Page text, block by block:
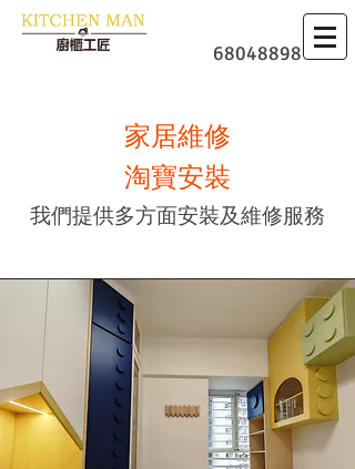
​廚櫃
68048898
家居維修
淘寶安裝
我們提供多方面安裝及維修服務